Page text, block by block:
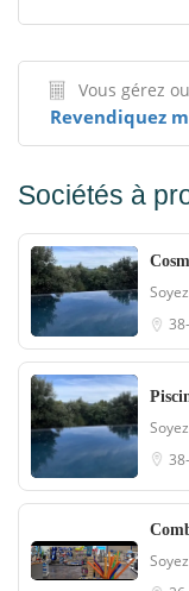
Vous gérez
Revendiquez
Sociétés à